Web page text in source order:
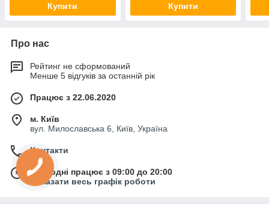
Купити Купити
Про нас
Рейтинг не сформований
Менше 5 відгуків за останній рік
Працює з 22.06.2020
м. Київ
вул. Милославська 6, Київ, Україна
Контакти
Сьогодні працює з 09:00 до 20:00
Показати весь графік роботи